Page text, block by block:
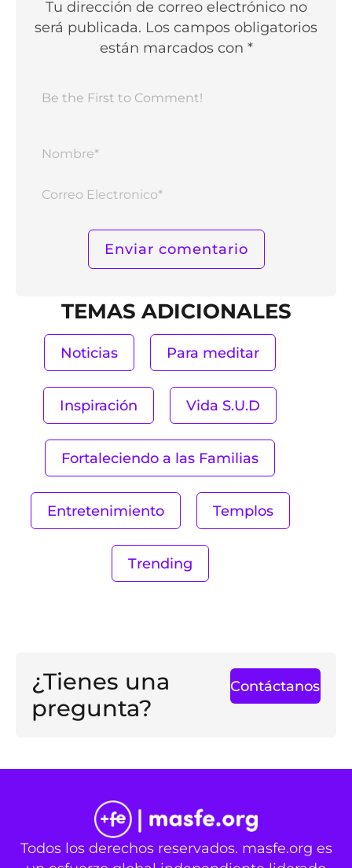
Tu dirección de correo electrónico no
será publicada. Los campos obligatorios
están marcados con *
TEMAS ADICIONALES
Noticias Para meditar
Inspiración Vida S.U.D
Fortaleciendo a las Familias
Entretenimiento Templos
Trending
¿Tienes una
pregunta?
Contáctanos
Todos los derechos reservados. masfe.org es